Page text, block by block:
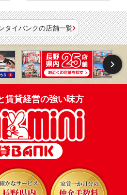
タイバンクの店舗一覧
賃貸経営の強い味方